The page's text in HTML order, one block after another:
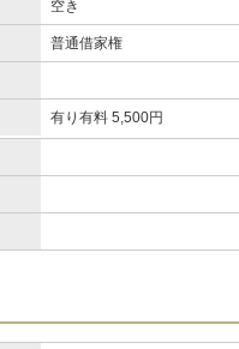
空き
普通借家権
有り有料 5,500円